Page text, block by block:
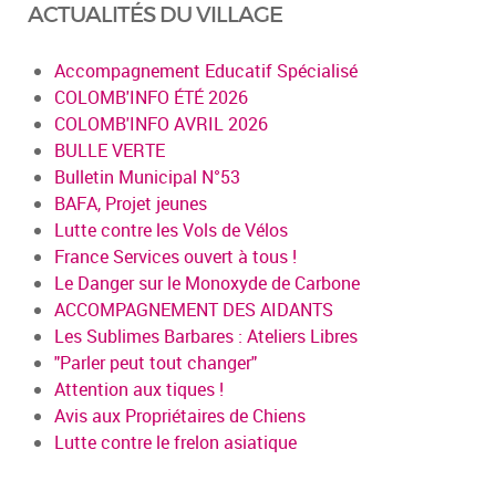
ACTUALITÉS DU VILLAGE
Accompagnement Educatif Spécialisé
COLOMB'INFO ÉTÉ 2026
COLOMB'INFO AVRIL 2026
BULLE VERTE
Bulletin Municipal N°53
BAFA, Projet jeunes
Lutte contre les Vols de Vélos
France Services ouvert à tous !
Le Danger sur le Monoxyde de Carbone
ACCOMPAGNEMENT DES AIDANTS
Les Sublimes Barbares : Ateliers Libres
"Parler peut tout changer"
Attention aux tiques !
Avis aux Propriétaires de Chiens
Lutte contre le frelon asiatique